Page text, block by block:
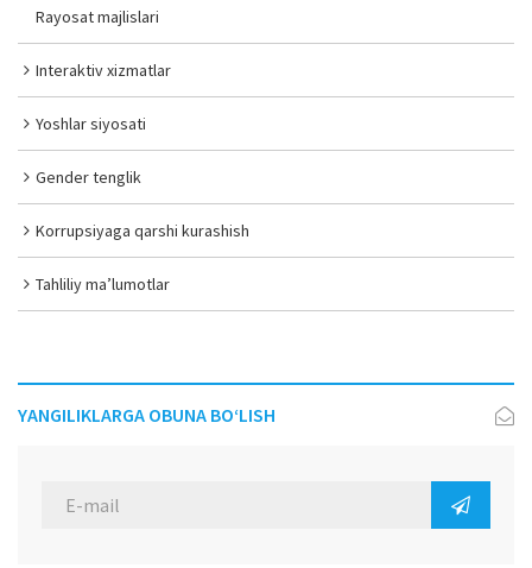
Rayosat majlislari
Interaktiv xizmatlar
Yoshlar siyosati
Gender tenglik
Korrupsiyaga qarshi kurashish
Tahliliy ma’lumotlar
YANGILIKLARGA OBUNA BO‘LISH